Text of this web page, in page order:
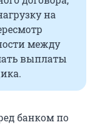
на
между
выплаты
банком по